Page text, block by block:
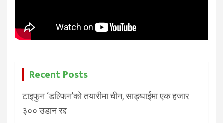
Recent Posts
टाइफुन ‘डल्फिन’को तयारीमा चीन, साङ्घाईमा एक हजार
३०० उडान रद्द